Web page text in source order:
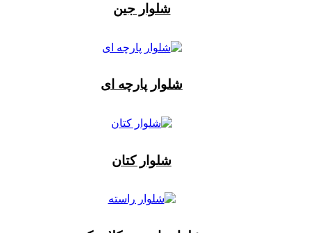
شلوار جین
شلوار پارچه ای
شلوار کتان